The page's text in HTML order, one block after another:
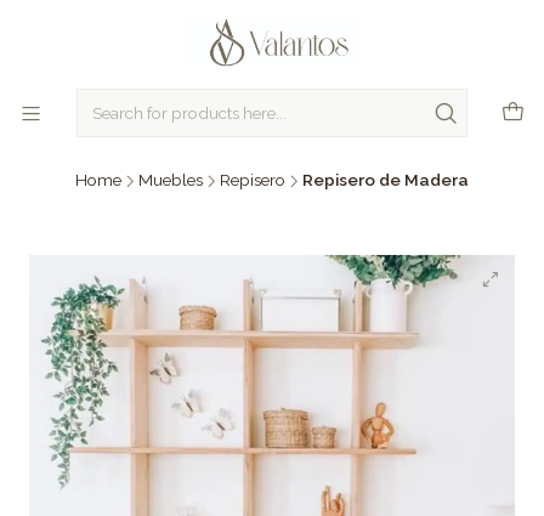
Home Muebles Repisero Repisero de Madera